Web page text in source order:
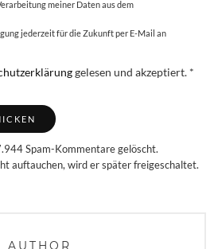
meiner Daten aus dem
jederzeit für die Zukunft per E-Mail an
gelesen und akzeptiert. *
Spam-Kommentare gelöscht.
auftauchen, wird er später freigeschaltet.
AUTHOR